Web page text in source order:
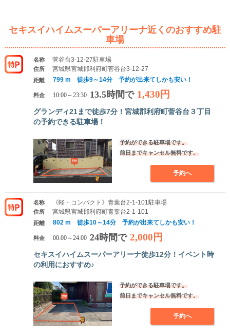
セキスイハイムスーパーアリーナ近くのおすすめ駐
車場
名称 菅谷台3-12-27駐車場
住所 宮城県宮城郡利府町菅谷台3-12-27
距離 799 m 徒歩9～14分 予約が出来てしかも安い！
料金 10:00～23:30 13.5時間で 1,430円
グランディ21まで徒歩7分！宮城郡利府町菅谷台３丁目
の予約できる駐車場！
予約ができる駐車場です。
前日までキャンセル無料です。
予約へ
名称 《軽・コンパクト》青葉台2-1-101駐車場
住所 宮城県宮城郡利府町青葉台2-1-101
距離 802 m 徒歩10～14分 予約が出来てしかも安い！
料金 00:00～24:00 24時間で 2,000円
セキスイハイムスーパーアリーナ徒歩12分！イベント時
の利用におすすめ♪
予約ができる駐車場です。
前日までキャンセル無料です。
予約へ